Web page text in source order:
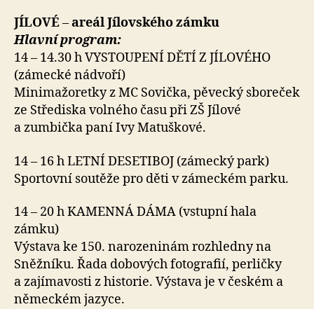
JÍLOVÉ–areál Jílovského zámku
Hlavní program:
14 – 14.30 h VYSTOUPENÍ DĚTÍ Z JÍLOVÉHO
(zámecké nádvoří)
Minimažoretky z MC Sovička, pěvecký sboreček
ze Střediska volného času při ZŠ Jílové
a zumbička paní Ivy Matuškové.
14 – 16 h LETNÍ DESETIBOJ (zámecký park)
Sportovní soutěže pro děti v zámeckém parku.
14 – 20 h KAMENNÁ DÁMA (vstupní hala
zámku)
Výstava ke 150. narozeninám rozhledny na
Sněžníku. Řada dobových fotografií, perličky
a zajímavosti z historie. Výstava je v českém a
německém jazyce.